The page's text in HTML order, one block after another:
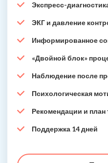
Экспресс-
ЭКГ и давление
Информированное
«Двойной блок»
Наблюдение после
Психологическая
Рекомендации и план
Поддержка 14 дней